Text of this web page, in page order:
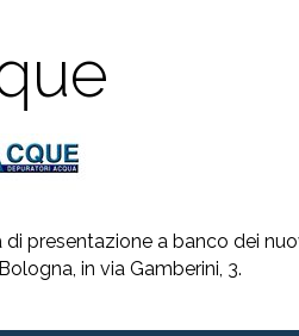
di presentazione a banco dei
in via Gamberini, 3.